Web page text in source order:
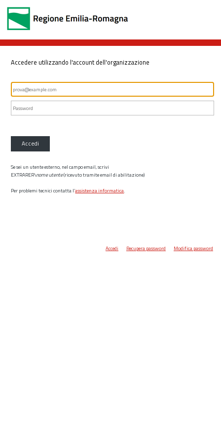
Accedere utilizzando l'account dell'organizzazione
Accedi
Se sei un utente esterno, nel campo email, scrivi
EXTRARER\nome utente(ricevuto tramite email di abilitazione)
Per problemi tecnici contatta l’assistenza informatica.
Accedi Recupera password Modifica password